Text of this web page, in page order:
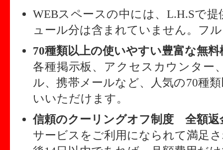
WEBスペースの中には、L.H.Sで
ュール分は含まれていません。フ
70種類以上の使いやすい豊富な無料
各種掲示板、アクセスカウンター
ル、携帯メールなど、人気の70種
いいただけます。
信頼のクーリングオフ制度 全額返
サービスをご利用になられて満足